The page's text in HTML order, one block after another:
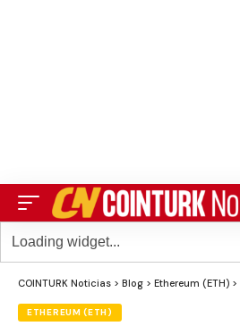
COINTURK Noticias > Blog > Ethereum (ETH) >
ETHEREUM (ETH)